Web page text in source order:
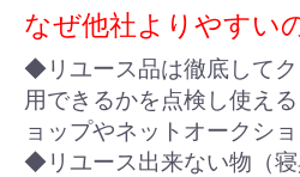
なぜ他社よりやすい
◆リユース品は徹底して
用できるかを点検し使え
ョップやネットオークショ
◆リユース出来ない物（寝